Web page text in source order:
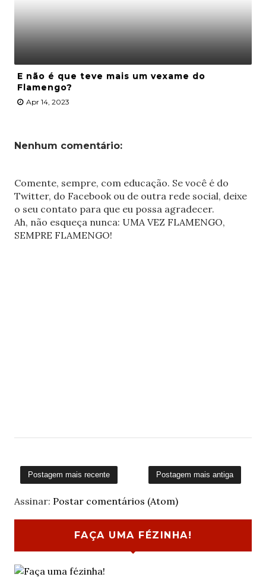
E não é que teve mais um vexame do
Flamengo?
Apr 14, 2023
Nenhum comentário:
Comente, sempre, com educação. Se você é do
Twitter, do Facebook ou de outra rede social, deixe
o seu contato para que eu possa agradecer.
Ah, não esqueça nunca: UMA VEZ FLAMENGO,
SEMPRE FLAMENGO!
Postagem mais recente Postagem mais antiga
Assinar: Postar comentários (Atom)
FAÇA UMA FÉZINHA!